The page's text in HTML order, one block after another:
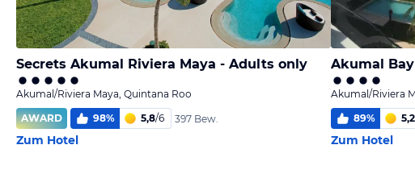
Secrets Akumal Riviera Maya - Adults only
Akumal/Riviera Maya, Quintana Roo
AWARD
98% 5,8/6 397 Bew.
Zum Hotel
Akumal
Akumal/Riviera
89% 5,2
Zum Hotel